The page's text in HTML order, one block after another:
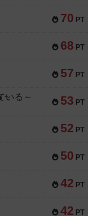
70 PT
68 PT
57 PT
53 PT
いる～
52 PT
50 PT
42 PT
42 PT